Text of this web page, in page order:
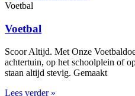
Voetbal
Voetbal
Scoor Altijd. Met Onze
achtertuin, op het schoolplein of
staan altijd stevig. Gemaakt
Lees verder »